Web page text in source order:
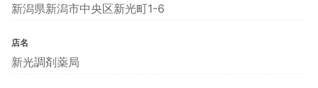
新潟県新潟市中央区新光町1-6
店名
新光調剤薬局